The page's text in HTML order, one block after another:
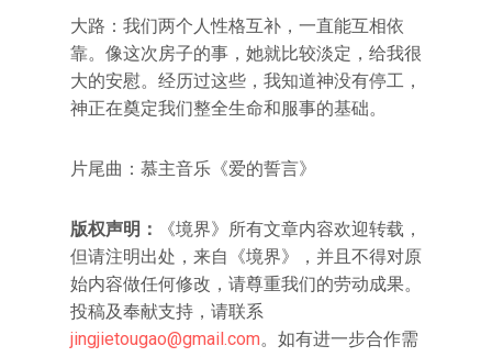
大路：我们两个人性格互补，一直能互相依
靠。像这次房子的事，她就比较淡定，给我很
大的安慰。经历过这些，我知道神没有停工，
神正在奠定我们整全生命和服事的基础。
片尾曲：慕主音乐《爱的誓言》
版权声明：
《境界》所有文章内容欢迎转载，
但请注明出处，来自《境界》，并且不得对原
始内容做任何修改，请尊重我们的劳动成果。
投稿及奉献支持，请联系
jingjietougao@gmail.com。如有进一步合作需